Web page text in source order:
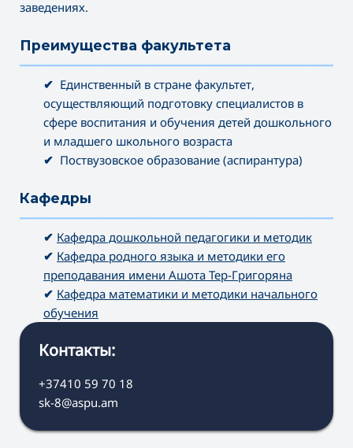
заведениях.
Преимущества факультета
✔ Единственный в стране факультет,
осуществляющий подготовку специалистов в
сфере воспитания и обучения детей дошкольного
и младшего школьного возраста
✔ Поствузовское образование (аспирантура)
Кафедры
✔ Кафедра дошкольной педагогики и методик
✔ Кафедра родного языка и методики его
преподавания имени Ашота Тер-Григоряна
✔ Кафедра математики и методики начального
обучения
Контакты:
+37410 59 70 18
sk-8@aspu.am